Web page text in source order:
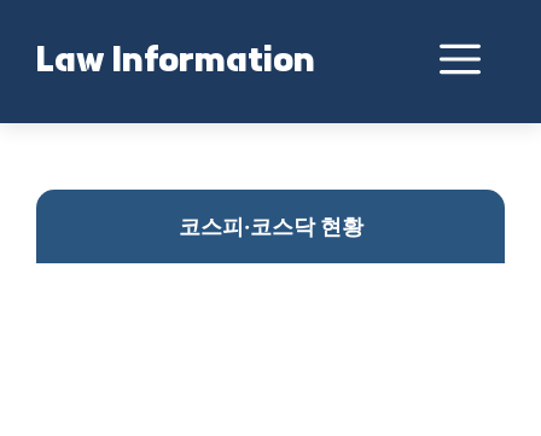
contentLaw Information
코스피·코스닥 현황